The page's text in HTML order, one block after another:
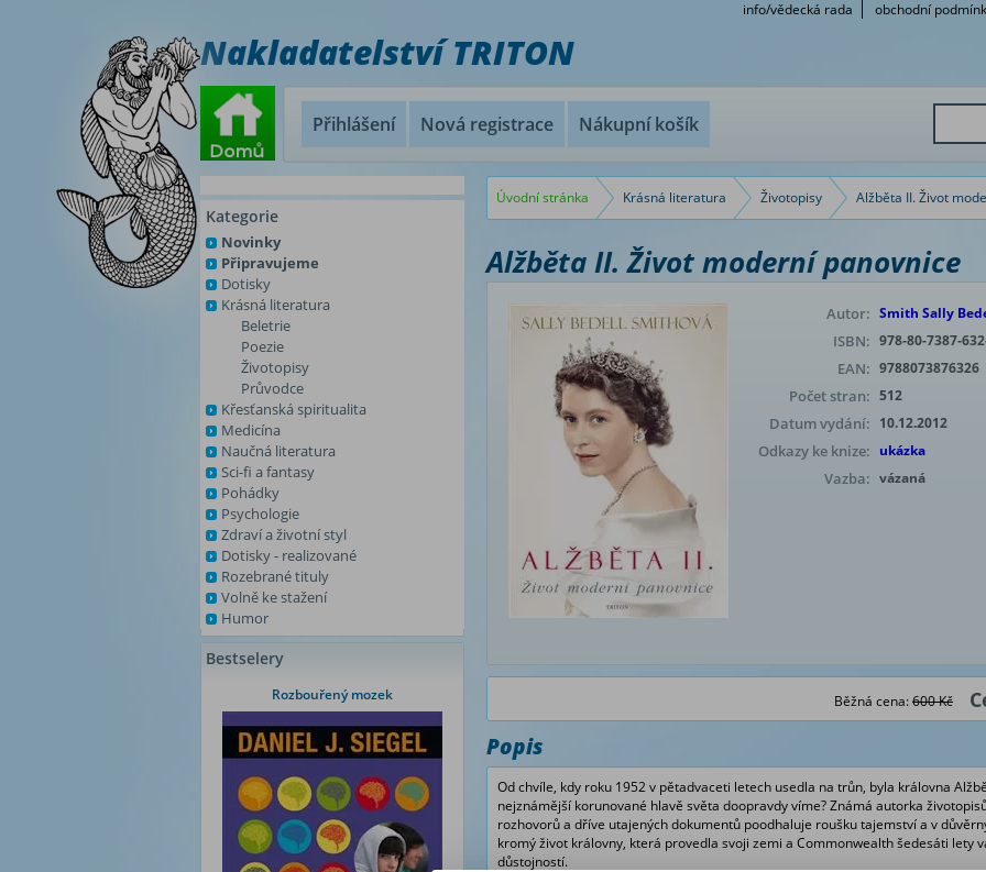
info/vědecká rada obchodní
Nakladatelství TRITON
Přihlášení Nová registrace Nákupní košík
Kategorie
Novinky
Připravujeme
Dotisky
Krásná literatura
Beletrie
Poezie
Životopisy
Průvodce
Křesťanská spiritualita
Medicína
Naučná literatura
Sci-fi a fantasy
Pohádky
Psychologie
Zdraví a životní styl
Dotisky - realizované
Rozebrané tituly
Volně ke stažení
Humor
Bestselery
Rozbouřený mozek
Úvodní stránka Krásná literatura Životopisy Alžběta II. Život
Alžběta II. Život moderní panovnice
Autor: Smith Sally
ISBN: 978-80-7387-
EAN: 9788073876326
Počet stran: 512
Datum vydání: 10.12.2012
Odkazy ke knize: ukázka
Vazba: vázaná
Běžná cena:600 Kč
Popis
Od chvíle, kdy roku 1952 v pětadvaceti letech usedla na trůn, byla královna
nejznámější korunované hlavě světa doopravdy víme? Známá autorka
rozhovorů a dříve utajených dokumentů poodhaluje roušku tajemství a v
kromý život královny, která provedla svoji zemi a Com­monwealth šedesáti lety
důstojností.